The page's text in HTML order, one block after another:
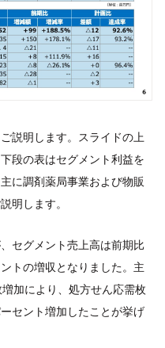
説明します。スライドの上
段の表はセグメント利益を
に調剤薬局事業および物販
明します。
セグメント売上高は前期比
トの増収となりました。主
加により、処方せん応需枚
セント増加したことが挙げ